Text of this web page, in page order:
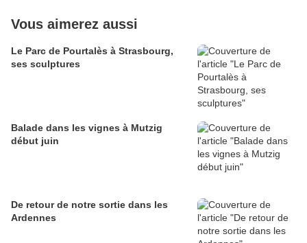
Vous aimerez aussi
Le Parc de Pourtalès à Strasbourg,
ses sculptures
Balade dans les vignes à Mutzig
début juin
De retour de notre sortie dans les
Ardennes